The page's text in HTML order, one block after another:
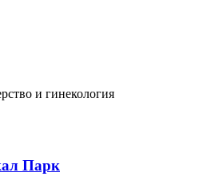
и гинекология
Парк